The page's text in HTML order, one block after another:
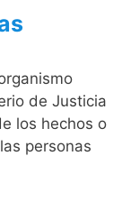
de Justicia
los hechos o
personas